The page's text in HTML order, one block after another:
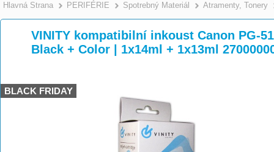
Hlavná Strana >
PERIFÉRIE >
Spotrebný Materiál >
Atramenty, Tonery
VINITY kompatibilní inkoust Canon PG-
Black + Color | 1x14ml + 1x13ml
BLACK FRIDAY